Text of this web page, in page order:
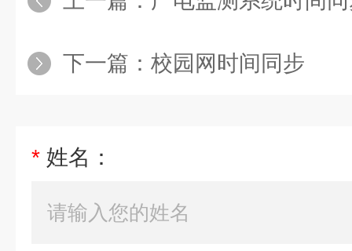
下一篇： 校园网时间同步
* 姓名：